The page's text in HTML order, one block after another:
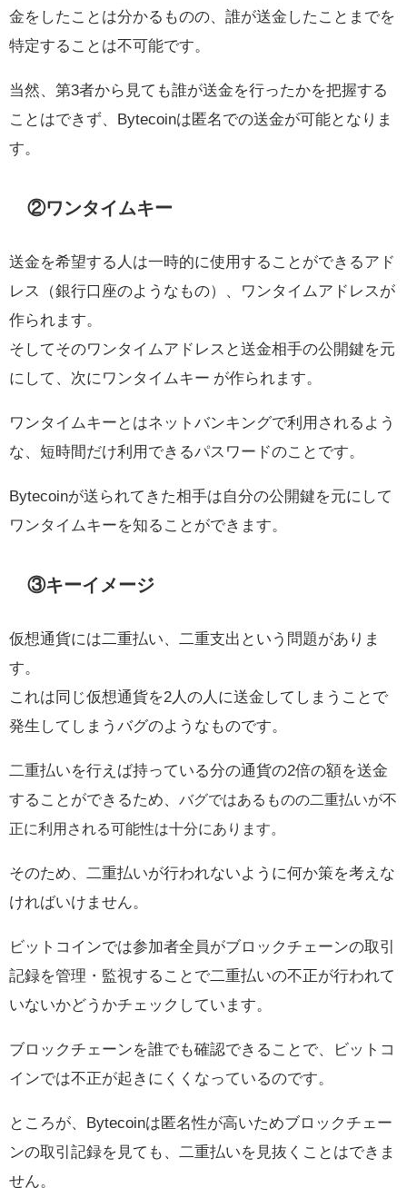
金をしたことは分かるものの、誰が送金したことまでを
特定することは不可能です。
当然、第3者から見ても誰が送金を行ったかを把握する
ことはできず、Bytecoinは匿名での送金が可能となりま
す。
②ワンタイムキー
送金を希望する人は一時的に使用することができるアド
レス（銀行口座のようなもの）、ワンタイムアドレスが
作られます。
そしてそのワンタイムアドレスと送金相手の公開鍵を元
にして、次にワンタイムキー が作られます。
ワンタイムキーとはネットバンキングで利用されるよう
な、短時間だけ利用できるパスワードのことです。
Bytecoinが送られてきた相手は自分の公開鍵を元にして
ワンタイムキーを知ることができます。
③キーイメージ
仮想通貨には二重払い、二重支出という問題がありま
す。
これは同じ仮想通貨を2人の人に送金してしまうことで
発生してしまうバグのようなものです。
二重払いを行えば持っている分の通貨の2倍の額を送金
することができるため、 バグではあるものの二重払いが不
正に利用される可能性は十分にあります。
そのため、二重払いが行われないように何か策を考えな
ければいけません。
ビットコインでは参加者全員がブロックチェーンの取引
記録を管理・監視することで二重払いの不正が行われて
いないかどうかチェックしています。
ブロックチェーンを誰でも確認できることで、ビットコ
インでは不正が起きにくくなっているのです。
ところが、Bytecoinは匿名性が高いためブロックチェー
ンの取引記録を見ても、二重払いを見抜くことはできま
せん。